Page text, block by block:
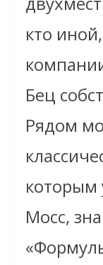
кто
Бец
Рядом
которым
Мосс,